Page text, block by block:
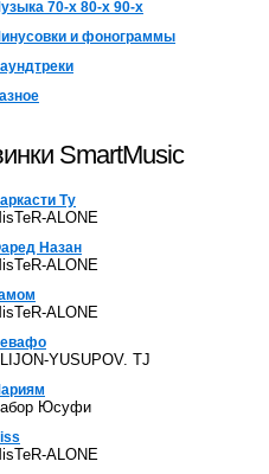
70-х 80-х 90-х
и фонограммы
SmartMusic
Ту
ALONE
Назан
ALONE
ALONE
YUSUPOV. TJ
Юсуфи
ALONE